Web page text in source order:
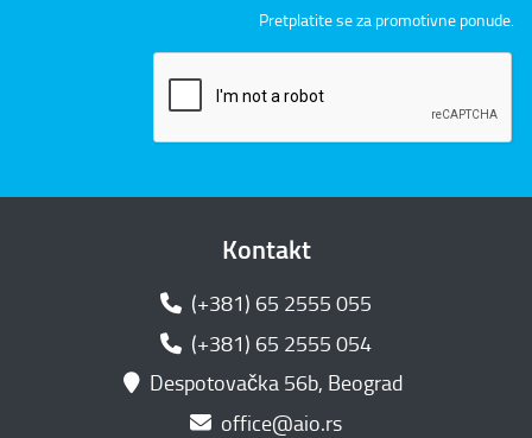
Pretplatite se za promotivne ponude.
Kontakt
(+381) 65 2555 055
(+381) 65 2555 054
Despotovačka 56b, Beograd
office@aio.rs